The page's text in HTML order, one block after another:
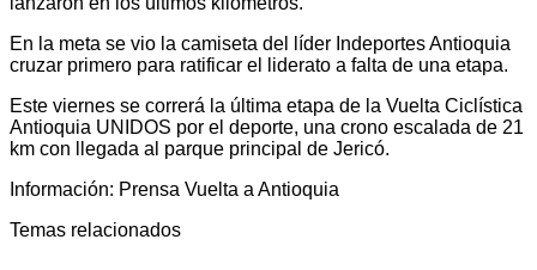
En la meta se vio la camiseta del líder Indeportes Antioquia
cruzar primero para ratificar el liderato a falta de una etapa.
Este viernes se correrá la última etapa de la Vuelta Ciclística
Antioquia UNIDOS por el deporte, una crono escalada de 21
km con llegada al parque principal de Jericó.
Información: Prensa Vuelta a Antioquia
Temas relacionados